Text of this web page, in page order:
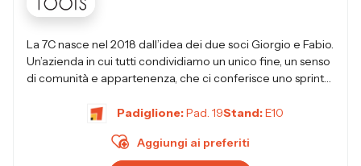
La 7C nasce nel 2018 dall’idea dei due soci Giorgio e Fabio.
Un’azienda in cui tutti condividiamo un unico fine, un senso
di comunità e appartenenza, che ci conferisce uno sprint
Padiglione:Pad. 19Stand:E10
Aggiungi ai preferiti